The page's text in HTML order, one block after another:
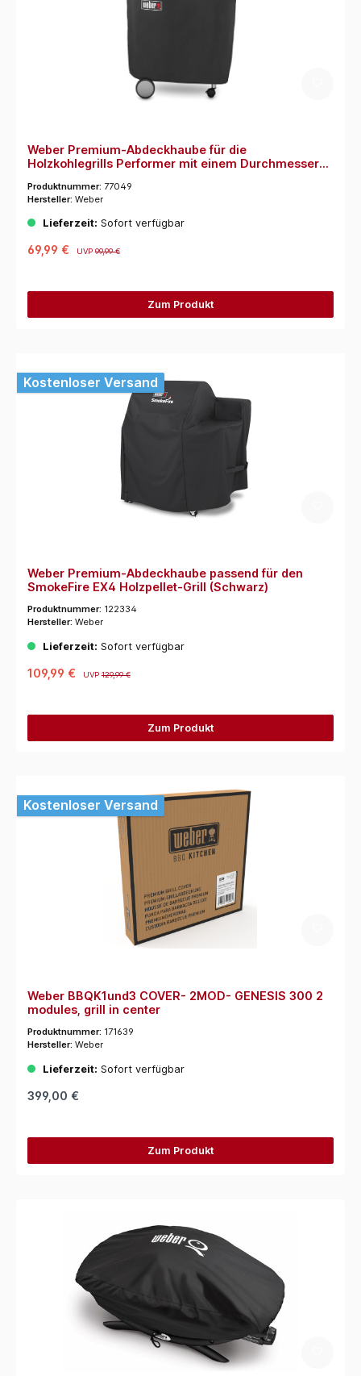
Weber Premium-Abdeckhaube für die
Holzkohlegrills Performer mit einem Durchmesser
(Schwarz)
Produktnummer: 77049
Hersteller: Weber
Lieferzeit: Sofort verfügbar
69,99 € UVP99,99 €
Zum Produkt
Kostenloser Versand
Weber Premium-Abdeckhaube passend für den
SmokeFire EX4 Holzpellet-Grill (Schwarz)
Produktnummer: 122334
Hersteller: Weber
Lieferzeit: Sofort verfügbar
109,99 € UVP129,99 €
Zum Produkt
Kostenloser Versand
Weber BBQK1und3 COVER- 2MOD- GENESIS 300 2
modules, grill in center
Produktnummer: 171639
Hersteller: Weber
Lieferzeit: Sofort verfügbar
399,00 €
Zum Produkt